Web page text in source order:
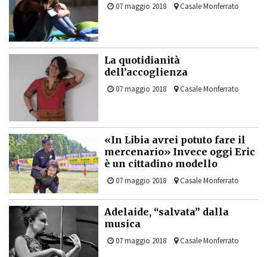
07 maggio 2018 Casale Monferrato
La quotidianità
dell’accoglienza
07 maggio 2018 Casale Monferrato
«In Libia avrei potuto fare il
mercenario» Invece oggi Eric
è un cittadino modello
07 maggio 2018 Casale Monferrato
Adelaide, “salvata” dalla
musica
07 maggio 2018 Casale Monferrato